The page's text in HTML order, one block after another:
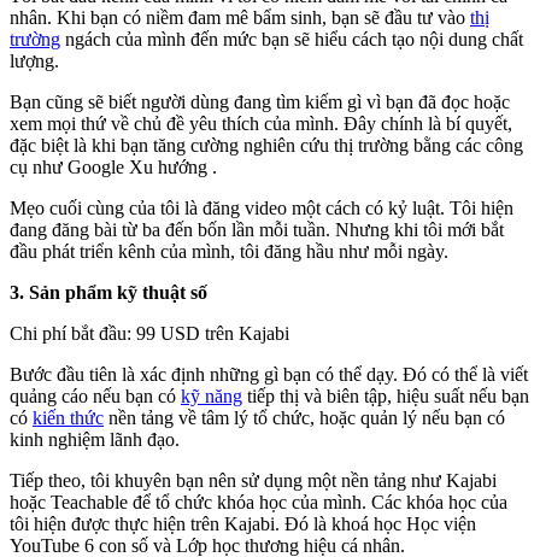
nhân. Khi bạn có niềm đam mê bẩm sinh, bạn sẽ đầu tư vào thị
trường ngách của mình đến mức bạn sẽ hiểu cách tạo nội dung chất
lượng.
Bạn cũng sẽ biết người dùng đang tìm kiếm gì vì bạn đã đọc hoặc
xem mọi thứ về chủ đề yêu thích của mình. Đây chính là bí quyết,
đặc biệt là khi bạn tăng cường nghiên cứu thị trường bằng các công
cụ như Google Xu hướng .
Mẹo cuối cùng của tôi là đăng video một cách có kỷ luật. Tôi hiện
đang đăng bài từ ba đến bốn lần mỗi tuần. Nhưng khi tôi mới bắt
đầu phát triển kênh của mình, tôi đăng hầu như mỗi ngày.
3. Sản phẩm kỹ thuật số
Chi phí bắt đầu: 99 USD trên Kajabi
Bước đầu tiên là xác định những gì bạn có thể dạy. Đó có thể là viết
quảng cáo nếu bạn có kỹ năng tiếp thị và biên tập, hiệu suất nếu bạn
có kiến thức nền tảng về tâm lý tổ chức, hoặc quản lý nếu bạn có
kinh nghiệm lãnh đạo.
Tiếp theo, tôi khuyên bạn nên sử dụng một nền tảng như Kajabi
hoặc Teachable để tổ chức khóa học của mình. Các khóa học của
tôi hiện được thực hiện trên Kajabi. Đó là khoá học Học viện
YouTube 6 con số và Lớp học thương hiệu cá nhân.